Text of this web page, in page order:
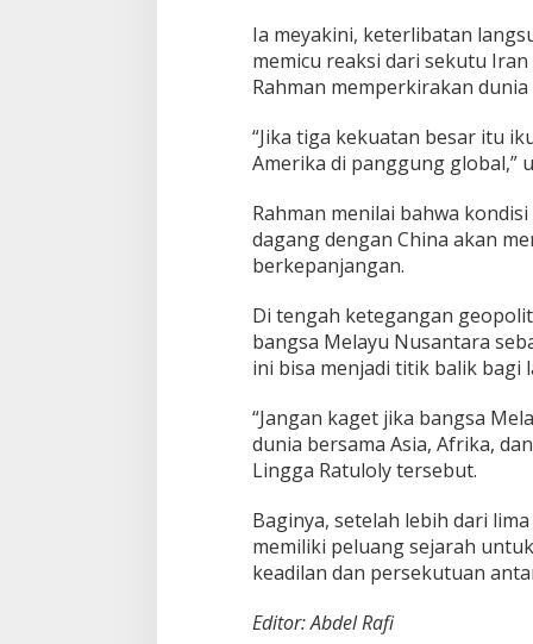
Ia meyakini, keterlibatan
memicu reaksi dari sekutu
Rahman memperkirakan
“Jika tiga kekuatan besar itu
Amerika di panggung global,”
Rahman menilai bahwa
dagang dengan China akan
berkepanjangan.
Di tengah ketegangan
bangsa Melayu Nusantara
ini bisa menjadi titik balik bagi
“Jangan kaget jika bangsa
dunia bersama Asia, Afrika,
Lingga Ratuloly tersebut.
Baginya, setelah lebih dari
memiliki peluang sejarah
keadilan dan persekutuan
Editor: Abdel Rafi